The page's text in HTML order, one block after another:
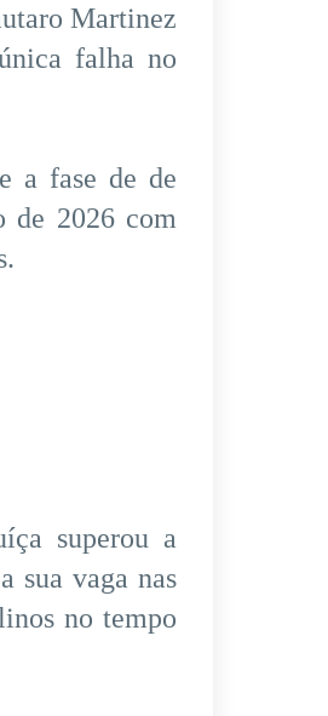
Martinez
falha no
a fase de de
de 2026 com
superou a
sua vaga nas
no tempo